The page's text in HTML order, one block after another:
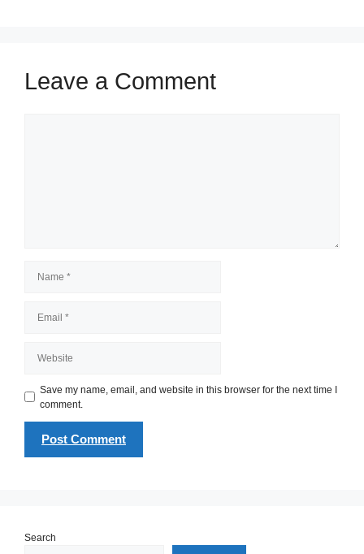
Leave a Comment
Save my name, email, and website in this browser for the next time I
comment.
Search